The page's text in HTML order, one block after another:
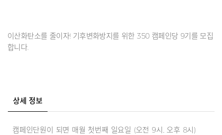
이산화탄소를 줄이자! 기후변화방지를 위한 350 캠페인당 9기를 모집
합니다.
상세 정보
캠페인단원이 되면 매월 첫번째 일요일 (오전 9시, 오후 8시)